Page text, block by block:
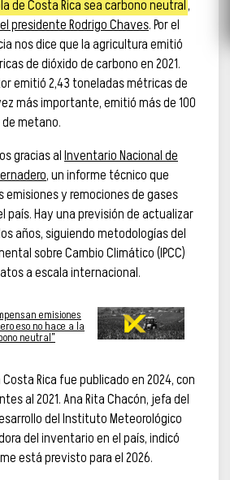
de Costa Rica sea carbono neutral,
presidente Rodrigo Chaves. Por el
nos dice que la agricultura emitió
de dióxido de carbono en 2021.
emitió 2,43 toneladas métricas de
más importante, emitió más de 100
metano.
gracias alInventario Nacional de
, un informe técnico que
emisiones y remociones de gases
país. Hay una previsión de actualizar
años, siguiendo metodologías del
sobre Cambio Climático (IPCC)
a escala internacional.
emisiones
eso no hace a la
neutral”
Rica fue publicado en 2024, con
al 2021. Ana Rita Chacón, jefa del
del Instituto Meteorológico
del inventario en el país, indicó
está previsto para el 2026.